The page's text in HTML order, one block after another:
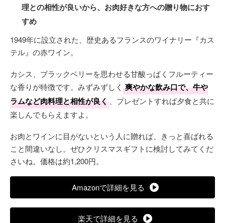
理との相性が良いから、お肉好きな方への贈り物におす
すめ
1949年に設立された、歴史あるフランスのワイナリー『カス
テル』の赤ワイン。
カシス、ブラックベリーを思わせる甘酸っぱくフルーティー
な香りが特徴です。みずみずしく 爽やかな飲み口で、牛や
ラムなど肉料理と相性が良く 、プレゼントすれば夕食と共に
楽しんでもらえますよ。
お肉とワインに目がないという人に贈れば、きっと喜ばれる
こと間違いなし。ぜひクリスマスギフトに検討してみてくだ
さいね。価格は約1,200円。
Amazonで詳細を見る
楽天で詳細を見る